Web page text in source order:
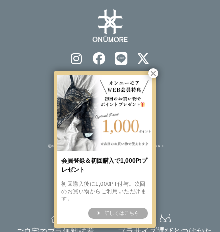
会社概要
プライバシーポリシー
特定商取引法表示
ソーシャルメディアポリシー
送料について 注文について 返品交換について Q&A
BRAND SITE
©️2023 ONUMORE All rights reserved.
会員登録＆初回購入で1,000Ptプ
レゼント
初回購入後に1,000PT付与。次回
のお買い物からご利用いただけま
す。
詳しくはこちら